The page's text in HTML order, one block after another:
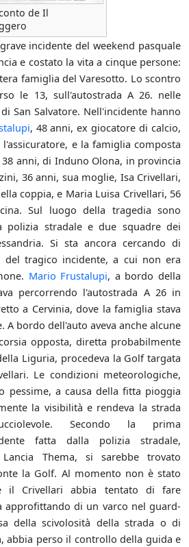
de Il
grave incidente del weekend pasquale
e costato la vita a cinque persone:
famiglia del Varesotto. Lo scontro
le 13, sull'autostrada A 26. nelle
San Salvatore. Nell'incidente hanno
, 48 anni, ex giocatore di calcio,
e la famiglia composta
anni, di Induno Olona, in provincia
36 anni, sua moglie, Isa Crivellari,
coppia, e Maria Luisa Crivellari, 56
Sul luogo della tragedia sono
polizia stradale e due squadre dei
Si sta ancora cercando di
del tragico incidente, a cui non era
Mario Frustalupi, a bordo della
percorrendo l'autostrada A 26 in
a Cervinia, dove la famiglia stava
A bordo dell'auto aveva anche alcune
opposta, diretta probabilmente
Liguria, procedeva la Golf targata
Le condizioni meteorologiche,
pessime, a causa della fitta pioggia
la visibilità e rendeva la strada
Secondo la prima
fatta dalla polizia stradale,
Thema, si sarebbe trovato
la Golf. Al momento non è stato
il Crivellari abbia tentato di fare
approfittando di un varco nel guard-
della scivolosità della strada o di
abbia perso il controllo della guida e